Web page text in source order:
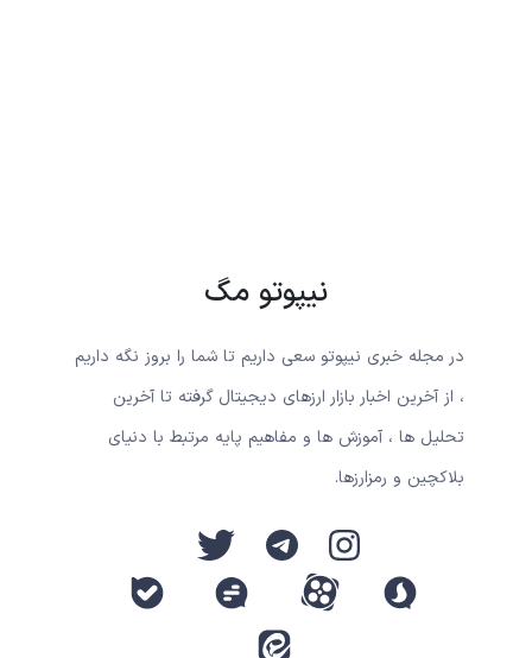
نیپوتو مگ
در مجله خبری نیپوتو سعی داریم تا شما را بروز نگه داریم
، از آخرین اخبار بازار ارزهای دیجیتال گرفته تا آخرین
تحلیل ها ، آموزش ها و مفاهیم پایه مرتبط با دنیای
بلاکچین و رمزارزها.